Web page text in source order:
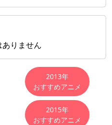
りません
2013年
おすすめアニメ
2015年
おすすめアニメ